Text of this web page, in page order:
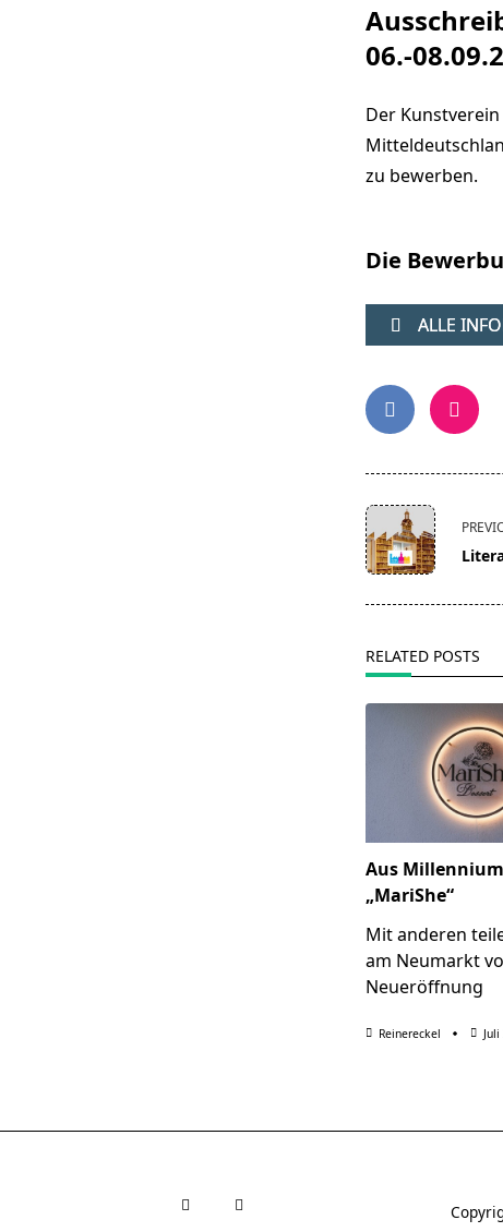
06.-
Der
zu bewerben.
Die
ALLE
<span
class="nav-
subtitle
RELATED POSTS
Aus
„MariShe“
Mit anderen
am Neumarkt
Neueröffnung
Reinereckel